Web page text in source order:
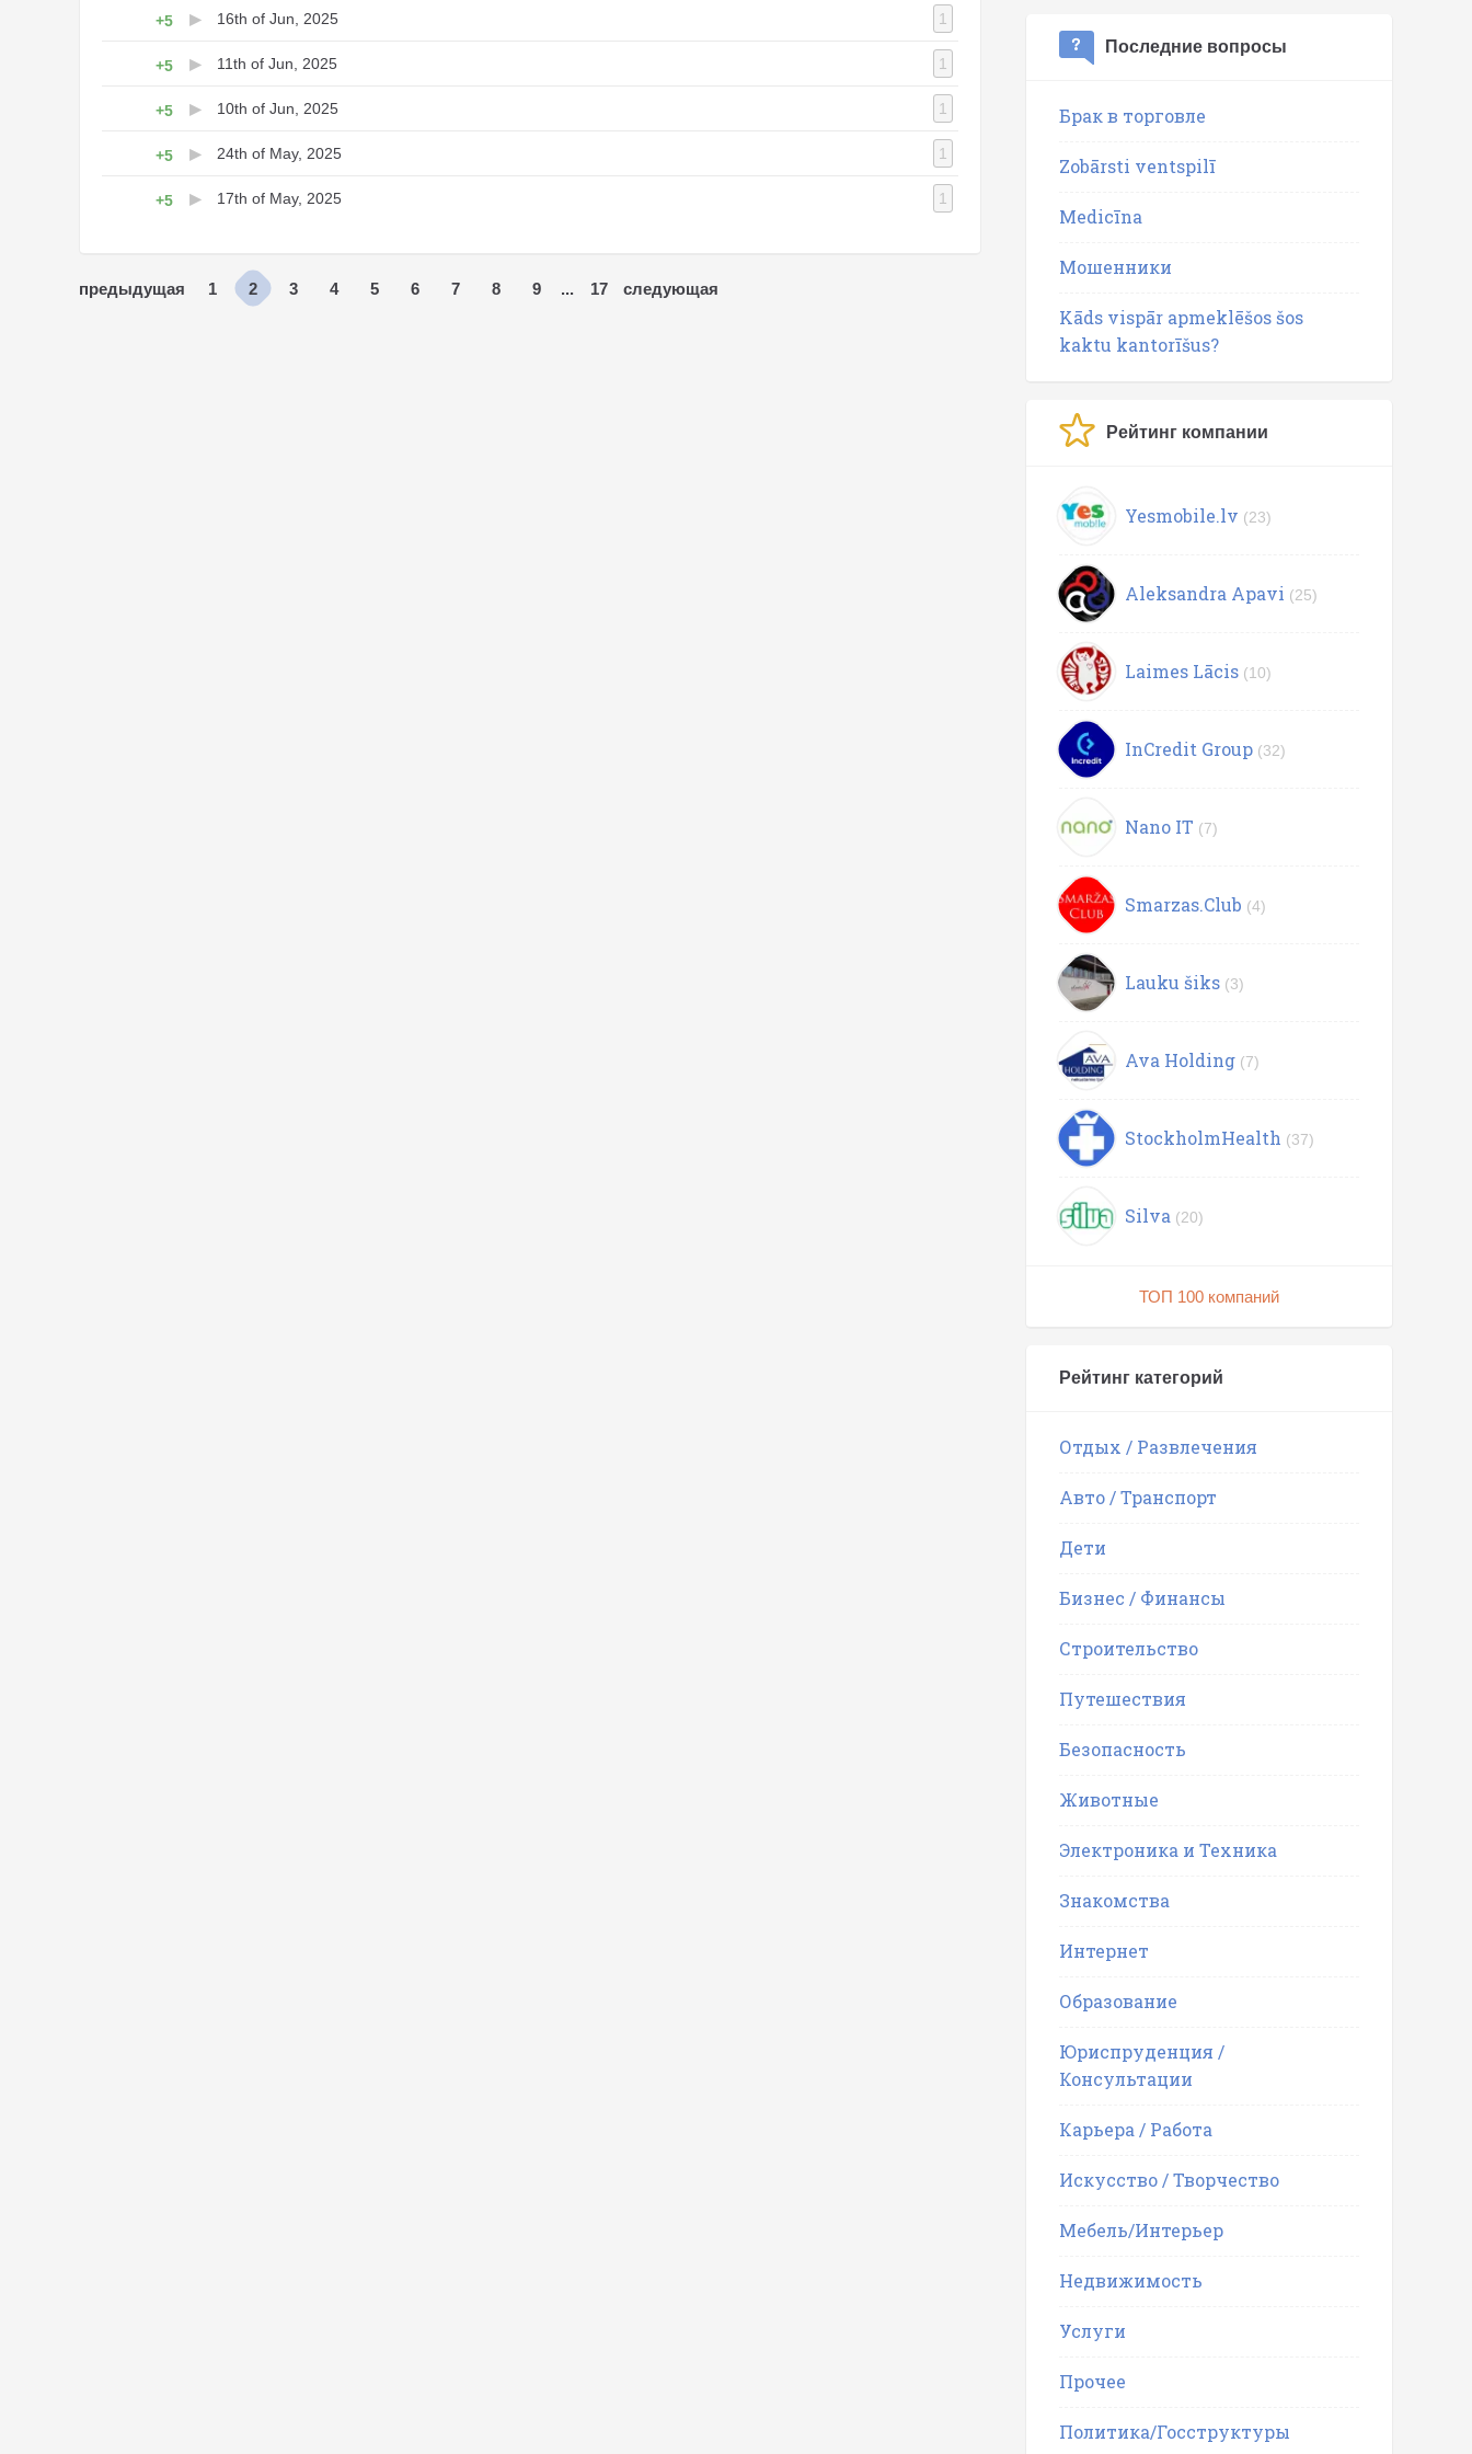
+5 16th of Jun, 2025 1
+5 11th of Jun, 2025 1
+5 10th of Jun, 2025 1
+5 24th of May, 2025 1
+5 17th of May, 2025 1
предыдущая 1 2 3 4 5 6 7 8 9 ... 17 следующая
Последние вопросы
Брак в торговле
Zobārsti ventspilī
Medicīna
Мошенники
Kāds vispār apmeklēšos šos
kaktu kantorīšus?
Рейтинг компании
Yesmobile.lv (23)
Aleksandra Apavi (25)
Laimes Lācis (10)
InCredit Group (32)
Nano IT (7)
Smarzas.Club (4)
Lauku šiks (3)
Ava Holding (7)
StockholmHealth (37)
Silva (20)
ТОП 100 компаний
Рейтинг категорий
Отдых / Развлечения
Авто / Транспорт
Дети
Бизнес / Финансы
Строительство
Путешествия
Безопасность
Животные
Электроника и Техника
Знакомства
Интернет
Образование
Юриспруденция /
Консультации
Карьера / Работа
Искусство / Творчество
Мебель/Интерьер
Недвижимость
Услуги
Прочее
Политика/Госструктуры